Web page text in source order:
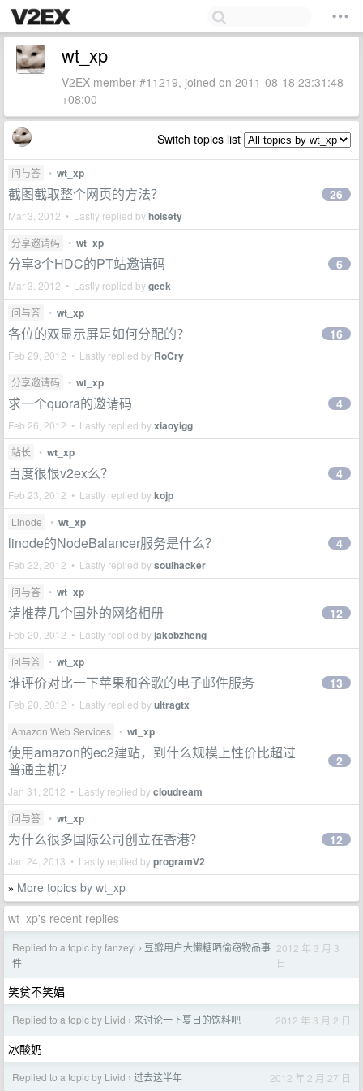
wt_xp
V2EX member #11219, joined on 2011-08-18 23:31:48
+08:00
Switch topics list
问与答 • wt_xp
截图截取整个网页的方法？
Mar 3, 2012 • Lastly replied byholsety
26
分享邀请码 • wt_xp
分享3个HDC的PT站邀请码
Mar 3, 2012 • Lastly replied bygeek
6
问与答 • wt_xp
各位的双显示屏是如何分配的？
Feb 29, 2012 • Lastly replied by RoCry
16
分享邀请码 • wt_xp
求一个quora的邀请码
Feb 26, 2012 • Lastly replied byxiaoyigg
4
站长 • wt_xp
百度很恨v2ex么？
Feb 23, 2012 • Lastly replied bykojp
4
Linode • wt_xp
linode的NodeBalancer服务是什么？
Feb 22, 2012 • Lastly replied bysoulhacker
4
问与答 • wt_xp
请推荐几个国外的网络相册
Feb 20, 2012 • Lastly replied by jakobzheng
12
问与答 • wt_xp
谁评价对比一下苹果和谷歌的电子邮件服务
Feb 20, 2012 • Lastly replied byultragtx
13
Amazon Web Services • wt_xp
使用amazon的ec2建站，到什么规模上性价比超过
普通主机？
Jan 31, 2012 • Lastly replied bycloudream
2
问与答 • wt_xp
为什么很多国际公司创立在香港？
Jan 24, 2013 • Lastly replied byprogramV2
12
» More topics by wt_xp
wt_xp's recent replies
Replied to a topic by fanzeyi › 豆瓣用户大懒糖晒偷窃物品事
件
2012 年 3 月 3
日
笑贫不笑娼
Replied to a topic by Livid › 来讨论一下夏日的饮料吧 2012 年 3 月 2 日
冰酸奶
Replied to a topic by Livid › 过去这半年 2012 年 2 月 27 日